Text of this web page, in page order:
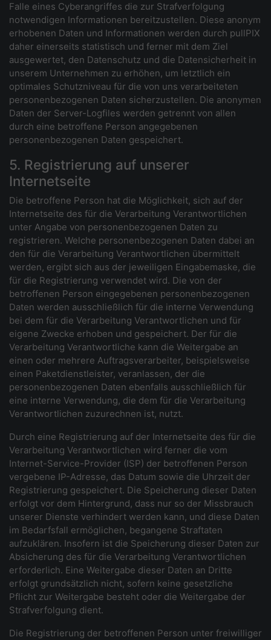
Falle eines Cyberangriffes die zur Strafverfolgung
notwendigen Informationen bereitzustellen. Diese anonym
erhobenen Daten und Informationen werden durch pullPIX
daher einerseits statistisch und ferner mit dem Ziel
ausgewertet, den Datenschutz und die Datensicherheit in
unserem Unternehmen zu erhöhen, um letztlich ein
optimales Schutzniveau für die von uns verarbeiteten
personenbezogenen Daten sicherzustellen. Die anonymen
Daten der Server-Logfiles werden getrennt von allen
durch eine betroffene Person angegebenen
personenbezogenen Daten gespeichert.
5. Registrierung auf unserer
Internetseite
Die betroffene Person hat die Möglichkeit, sich auf der
Internetseite des für die Verarbeitung Verantwortlichen
unter Angabe von personenbezogenen Daten zu
registrieren. Welche personenbezogenen Daten dabei an
den für die Verarbeitung Verantwortlichen übermittelt
werden, ergibt sich aus der jeweiligen Eingabemaske, die
für die Registrierung verwendet wird. Die von der
betroffenen Person eingegebenen personenbezogenen
Daten werden ausschließlich für die interne Verwendung
bei dem für die Verarbeitung Verantwortlichen und für
eigene Zwecke erhoben und gespeichert. Der für die
Verarbeitung Verantwortliche kann die Weitergabe an
einen oder mehrere Auftragsverarbeiter, beispielsweise
einen Paketdienstleister, veranlassen, der die
personenbezogenen Daten ebenfalls ausschließlich für
eine interne Verwendung, die dem für die Verarbeitung
Verantwortlichen zuzurechnen ist, nutzt.
Durch eine Registrierung auf der Internetseite des für die
Verarbeitung Verantwortlichen wird ferner die vom
Internet-Service-Provider (ISP) der betroffenen Person
vergebene IP-Adresse, das Datum sowie die Uhrzeit der
Registrierung gespeichert. Die Speicherung dieser Daten
erfolgt vor dem Hintergrund, dass nur so der Missbrauch
unserer Dienste verhindert werden kann, und diese Daten
im Bedarfsfall ermöglichen, begangene Straftaten
aufzuklären. Insofern ist die Speicherung dieser Daten zur
Absicherung des für die Verarbeitung Verantwortlichen
erforderlich. Eine Weitergabe dieser Daten an Dritte
erfolgt grundsätzlich nicht, sofern keine gesetzliche
Pflicht zur Weitergabe besteht oder die Weitergabe der
Strafverfolgung dient.
Die Registrierung der betroffenen Person unter freiwilliger